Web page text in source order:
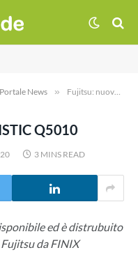
Portale News » Fujitsu: nuovo tablet STYLISTIC Q5010
Q5010
3 MINS READ
ed è distrubuito
da FINIX